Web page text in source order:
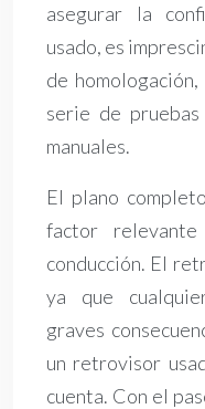
asegurar la
usado, es
de
serie de
manuales.
El plano
factor
conducción. El
ya que
graves
un retrovisor
cuenta. Con el